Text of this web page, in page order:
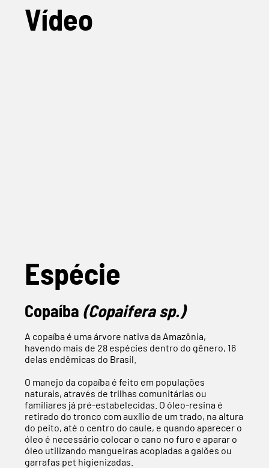
Vídeo
Espécie
Copaíba (Copaifera sp.)
A copaíba é uma árvore nativa da Amazônia,
havendo mais de 28 espécies dentro do gênero, 16
delas endêmicas do Brasil.
O manejo da copaíba é feito em populações
naturais, através de trilhas comunitárias ou
familiares já pré-estabelecidas. O óleo-resina é
retirado do tronco com auxílio de um trado, na altura
do peito, até o centro do caule, e quando aparecer o
óleo é necessário colocar o cano no furo e aparar o
óleo utilizando mangueiras acopladas a galões ou
garrafas pet higienizadas.